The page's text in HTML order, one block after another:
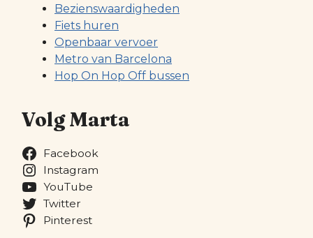
Bezienswaardigheden
Fiets huren
Openbaar vervoer
Metro van Barcelona
Hop On Hop Off bussen
Volg Marta
Facebook
Instagram
YouTube
Twitter
Pinterest